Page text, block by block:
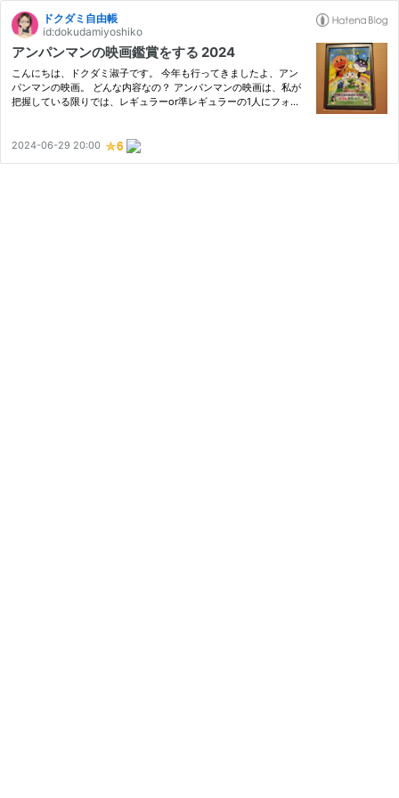
ドクダミ自由帳
id:dokudamiyoshiko
アンパンマンの映画鑑賞をする 2024
こんにちは、ドクダミ淑子です。 今年も行ってきましたよ、アン
パンマンの映画。 どんな内容なの？ アンパンマンの映画は、私が
把握している限りでは、レギュラーor準レギュラーの1人にフォー
の…
2024-06-29 20:00